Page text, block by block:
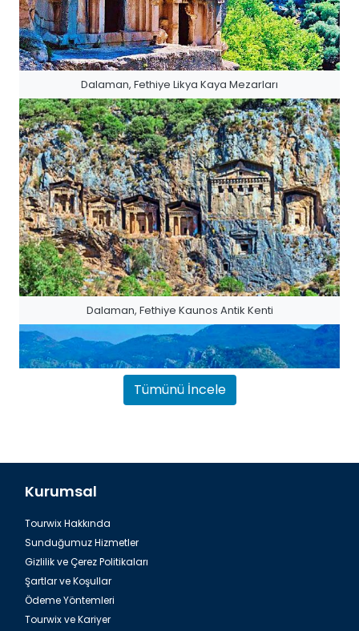
Dalaman, Fethiye Likya Kaya Mezarları
Dalaman, Fethiye Kaunos Antik Kenti
Dalaman, Fethiye Dalyan Iztuzu Plajı
Tümünü İncele
Kurumsal
Tourwix Hakkında
Sunduğumuz Hizmetler
Gizlilik ve Çerez Politikaları
Şartlar ve Koşullar
Ödeme Yöntemleri
Tourwix ve Kariyer